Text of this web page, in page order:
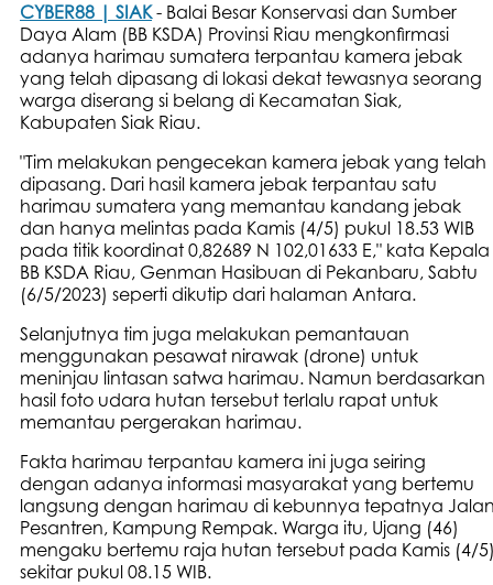
CYBER88 | SIAK- Balai Besar Konservasi dan Sumber
Daya Alam (BB KSDA) Provinsi Riau mengkonfirmasi
adanya harimau sumatera terpantau kamera jebak
yang telah dipasang di lokasi dekat tewasnya seorang
warga diserang si belang di Kecamatan Siak,
Kabupaten Siak Riau.
"Tim melakukan pengecekan kamera jebak yang telah
dipasang. Dari hasil kamera jebak terpantau satu
harimau sumatera yang memantau kandang jebak
dan hanya melintas pada Kamis (4/5) pukul 18.53 WIB
pada titik koordinat 0,82689 N 102,01633 E," kata Kepala
BB KSDA Riau, Genman Hasibuan di Pekanbaru, Sabtu
(6/5/2023) seperti dikutip dari halaman Antara.
Selanjutnya tim juga melakukan pemantauan
menggunakan pesawat nirawak (drone) untuk
meninjau lintasan satwa harimau. Namun berdasarkan
hasil foto udara hutan tersebut terlalu rapat untuk
memantau pergerakan harimau.
Fakta harimau terpantau kamera ini juga seiring
dengan adanya informasi masyarakat yang bertemu
langsung dengan harimau di kebunnya tepatnya
Pesantren, Kampung Rempak. Warga itu, Ujang (46)
mengaku bertemu raja hutan tersebut pada Kamis (4/
sekitar pukul 08.15 WIB.